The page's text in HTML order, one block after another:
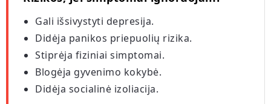
Gali išsivystyti depresija.
Didėja panikos priepuolių rizika.
Stiprėja fiziniai simptomai.
Blogėja gyvenimo kokybė.
Didėja socialinė izoliacija.